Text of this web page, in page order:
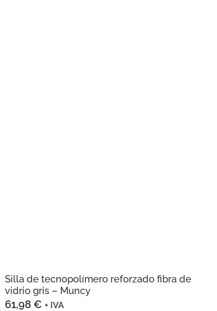
Silla de tecnopolímero reforzado fibra de
vidrio gris – Muncy
61,98 € + IVA